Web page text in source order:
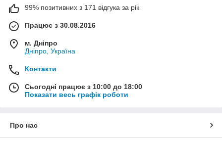
99% позитивних з 171 відгука за рік
Працює з 30.08.2016
м. Дніпро
Дніпро, Україна
Контакти
Сьогодні працює з 10:00 до 18:00
Показати весь графік роботи
Про нас